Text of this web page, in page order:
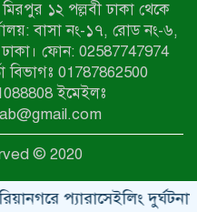
চাঁদাবাজি, গণপিটুনির পর
সরকারের তিন ক্যাটাগরিতে
সংস্কৃতি অঙ্গনেও রয়েছে
দ্রুত গ্রেফতার ও
নীলফামারীতে বিক্ষোভ ও
১২ পল্লবী ঢাকা থেকে
বাসা নং-১৭, রোড নং-৬,
ঢাকা। ফোন: 02587747974
বিভাগঃ 01787862500
ইমেইলঃ
© 2020
প্যারাসেইলিং দুর্ঘটনায়